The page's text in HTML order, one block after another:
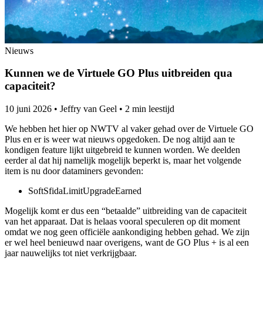
Nieuws
Kunnen we de Virtuele GO Plus uitbreiden qua
capaciteit?
10 juni 2026 • Jeffry van Geel • 2 min leestijd
We hebben het hier op NWTV al vaker gehad over de Virtuele GO
Plus en er is weer wat nieuws opgedoken. De nog altijd aan te
kondigen feature lijkt uitgebreid te kunnen worden. We deelden
eerder al dat hij namelijk mogelijk beperkt is, maar het volgende
item is nu door dataminers gevonden:
SoftSfidaLimitUpgradeEarned
Mogelijk komt er dus een “betaalde” uitbreiding van de capaciteit
van het apparaat. Dat is helaas vooral speculeren op dit moment
omdat we nog geen officiële aankondiging hebben gehad. We zijn
er wel heel benieuwd naar overigens, want de GO Plus + is al een
jaar nauwelijks tot niet verkrijgbaar.